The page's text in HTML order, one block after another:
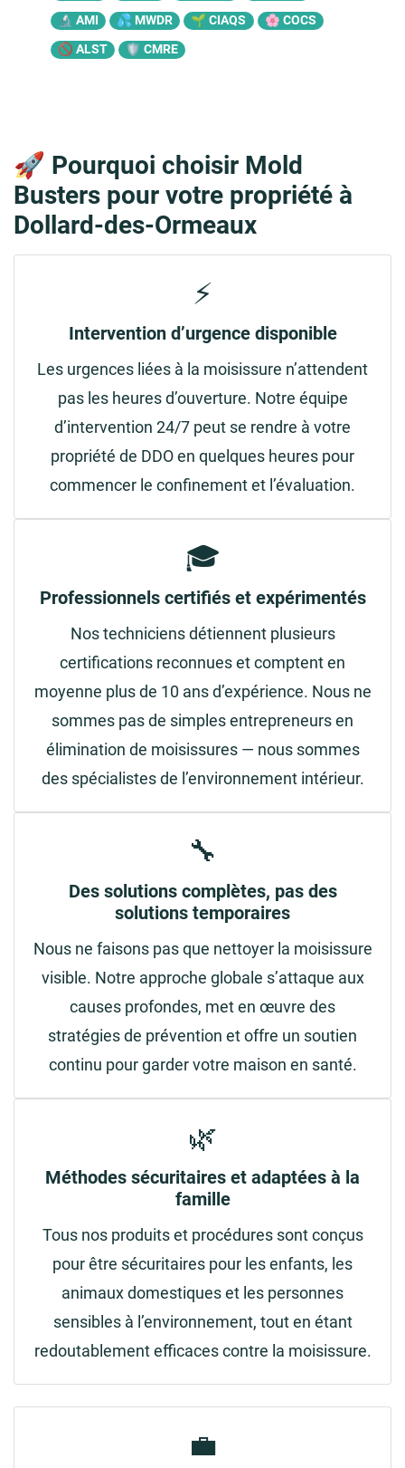
🔬 AMI
💦 MWDR 🌱 CIAQS
🌸 COCS
🚫 ALST
🛡️ CMRE
🚀 Pourquoi choisir Mold
Busters pour votre propriété à
Dollard-des-Ormeaux
⚡
Intervention d’urgence disponible
Les urgences liées à la moisissure n’attendent
pas les heures d’ouverture. Notre équipe
d’intervention 24/7 peut se rendre à votre
propriété de DDO en quelques heures pour
commencer le confinement et l’évaluation.
🎓
Professionnels certifiés et expérimentés
Nos techniciens détiennent plusieurs
certifications reconnues et comptent en
moyenne plus de 10 ans d’expérience. Nous ne
sommes pas de simples entrepreneurs en
élimination de moisissures — nous sommes
des spécialistes de l’environnement intérieur.
🔧
Des solutions complètes, pas des
solutions temporaires
Nous ne faisons pas que nettoyer la moisissure
visible. Notre approche globale s’attaque aux
causes profondes, met en œuvre des
stratégies de prévention et offre un soutien
continu pour garder votre maison en santé.
🌿
Méthodes sécuritaires et adaptées à la
famille
Tous nos produits et procédures sont conçus
pour être sécuritaires pour les enfants, les
animaux domestiques et les personnes
sensibles à l’environnement, tout en étant
redoutablement efficaces contre la moisissure.
💼